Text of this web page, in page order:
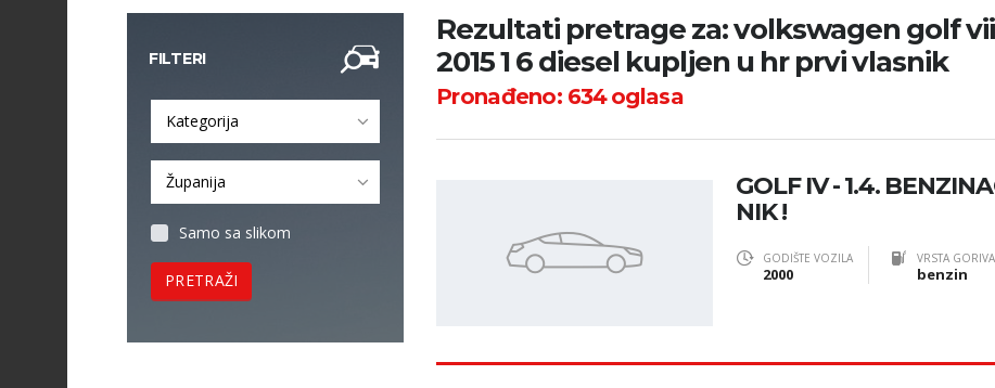
FILTERI
Kategorija
Županija
Samo sa slikom
PRETRAŽI
Rezultati pretrage za: volkswagen golf
2015 1 6 diesel kupljen u hr prvi vlasnik
Pronađeno: 634oglasa
GOLF IV - 1.4.
NIK !
GODIŠTE VOZILA
2000
VRSTA GORIVA
benzin